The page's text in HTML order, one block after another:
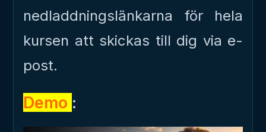
nedladdningslänkarna för hela
kursen att skickas till dig via e-
post.
Demo :